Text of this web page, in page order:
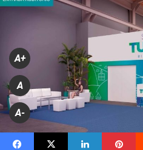
A+
A
A-
Evento de turismo será realizado